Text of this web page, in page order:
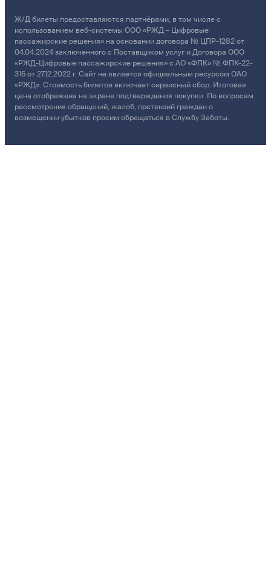
Ж/Д билеты предоставляются партнёрами, в том числе с
использованием веб-системы ООО «РЖД – Цифровые
пассажирские решения» на основании договора № ЦПР-1282 от
04.04.2024 заключенного с Поставщиком услуг и Договора ООО
«РЖД-Цифровые пассажирские решения» с АО «ФПК» № ФПК-22-
316 от 27.12.2022 г. Сайт не является официальным ресурсом ОАО
«РЖД». Стоимость билетов включает сервисный сбор. Итоговая
цена отображена на экране подтверждения покупки. По вопросам
рассмотрения обращений, жалоб, претензий граждан о
возмещении убытков просим обращаться в Службу Заботы.